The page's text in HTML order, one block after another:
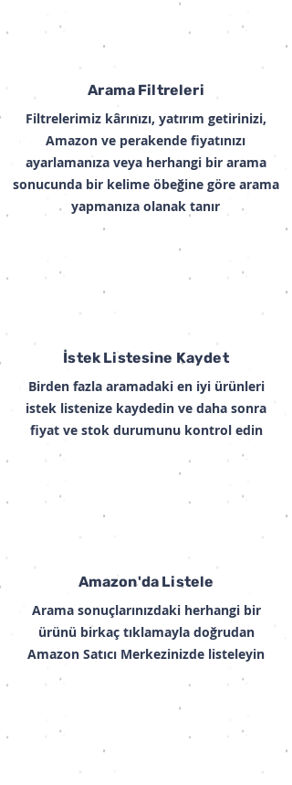
Arama Filtreleri
Filtrelerimiz kârınızı, yatırım getirinizi,
Amazon ve perakende fiyatınızı
ayarlamanıza veya herhangi bir arama
sonucunda bir kelime öbeğine göre arama
yapmanıza olanak tanır
İstek Listesine Kaydet
Birden fazla aramadaki en iyi ürünleri
istek listenize kaydedin ve daha sonra
fiyat ve stok durumunu kontrol edin
Amazon'da Listele
Arama sonuçlarınızdaki herhangi bir
ürünü birkaç tıklamayla doğrudan
Amazon Satıcı Merkezinizde listeleyin